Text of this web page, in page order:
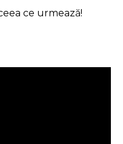
ce urmează!